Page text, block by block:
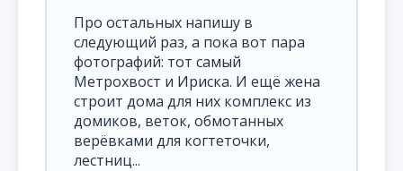
Про остальных напишу в
следующий раз, а пока вот пара
фотографий: тот самый
Метрохвост и Ириска. И ещё жена
строит дома для них комплекс из
домиков, веток, обмотанных
верёвками для когтеточки,
лестниц...